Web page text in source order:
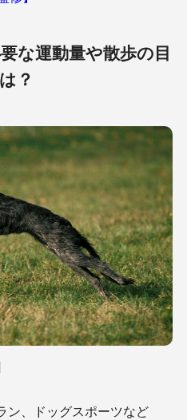
な運動量や散歩の目
？
ン、ドッグスポーツなど